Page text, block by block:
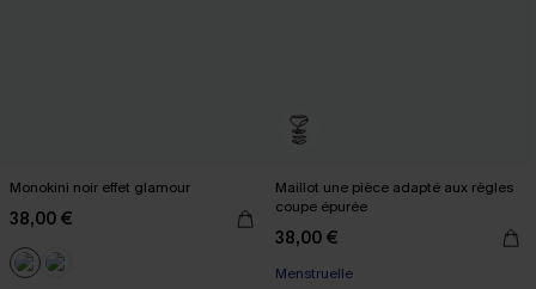
Monokini noir effet glamour
38,00 €
Maillot une pièce adapté aux règles
coupe épurée
38,00 €
Menstruelle